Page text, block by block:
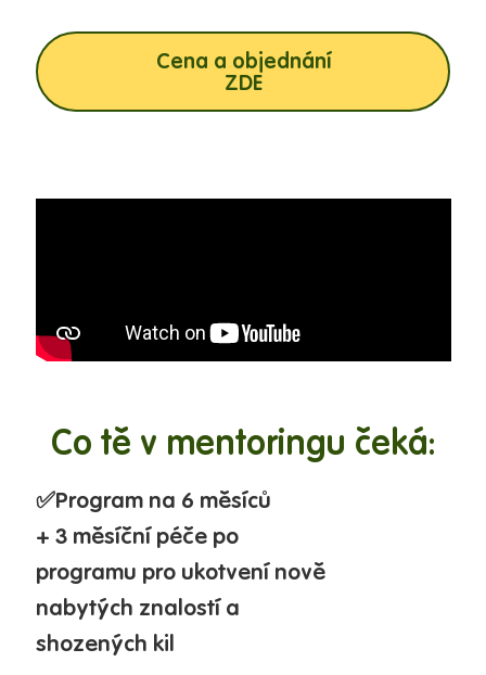
Cena a objednání
ZDE
Co tě v mentoringu čeká:
✅Programna 6 měsíců
+ 3 měsíční péče po
programu pro ukotvení nově
nabytých znalostí a
shozených kil